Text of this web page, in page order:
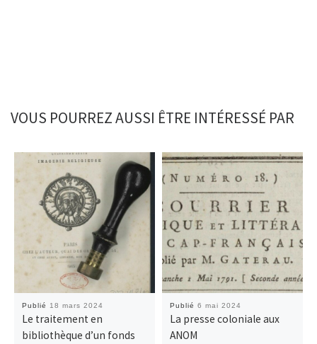
VOUS POURREZ AUSSI ÊTRE INTÉRESSÉ PAR
Publié 18 mars 2024
Le traitement en
bibliothèque d’un fonds
Publié6 mai 2024
La presse coloniale aux
ANOM